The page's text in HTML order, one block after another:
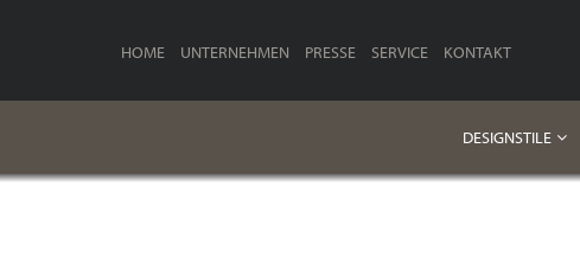
HOME UNTERNEHMEN PRESSE SERVICE KONTAKT
DESIGNSTILE